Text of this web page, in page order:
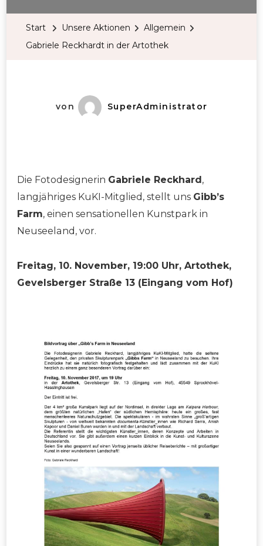
Start Unsere Aktionen
Allgemein
Gabriele Reckhardt in der Artothek
von SuperAdministrator
Die Fotodesignerin Gabriele Reckhard,
langjähriges KuKI-Mitglied, stellt uns Gibb’s
Farm, einen sensationellen Kunstpark in
Neuseeland, vor.
Freitag, 10. November, 19:00 Uhr, Artothek,
Gevelsberger Straße 13 (Eingang vom Hof)